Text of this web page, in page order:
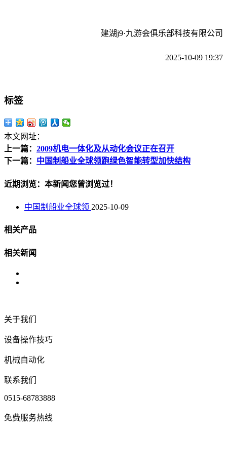
建湖j9·九游会俱乐部科技有限公司
2025-10-09 19:37
标签
本文网址：
上一篇： 2009机电一体化及从动化会议正在召开
下一篇： 中国制船业全球领跑绿色智能转型加快结构
近期浏览：本新闻您曾浏览过！
中国制船业全球领 2025-10-09
相关产品
相关新闻
关于我们
设备操作技巧
机械自动化
联系我们
0515-68783888
免费服务热线